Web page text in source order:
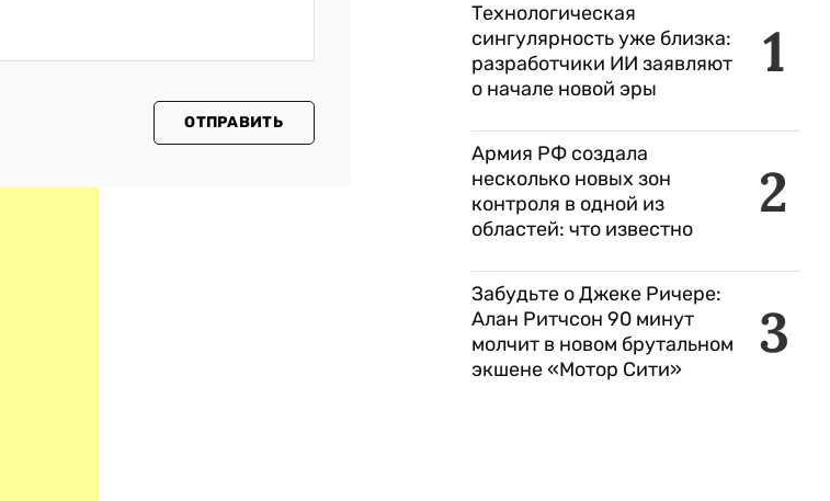
ОТПРАВИТЬ
1
Технологическая
сингулярность уже близка:
разработчики ИИ заявляют
о начале новой эры
2
Армия РФ создала
несколько новых зон
контроля в одной из
областей: что известно
3
Забудьте о Джеке Ричере:
Алан Ритчсон 90 минут
молчит в новом брутальном
экшене «Мотор Сити»